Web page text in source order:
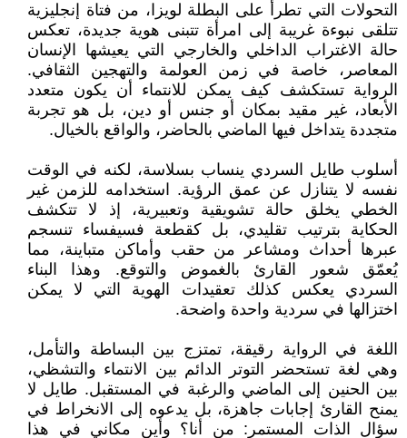
التحولات التي تطرأ على البطلة لويزا، من فتاة إنجليزية
تتلقى نبوءة غريبة إلى امرأة تتبنى هوية جديدة، تعكس
حالة الاغتراب الداخلي والخارجي التي يعيشها الإنسان
المعاصر، خاصة في زمن العولمة والتهجين الثقافي.
الرواية تستكشف كيف يمكن للانتماء أن يكون متعدد
الأبعاد، غير مقيد بمكان أو جنس أو دين، بل هو تجربة
متجددة يتداخل فيها الماضي بالحاضر، والواقع بالخيال.
أسلوب طايل السردي ينساب بسلاسة، لكنه في الوقت
نفسه لا يتنازل عن عمق الرؤية. استخدامه للزمن غير
الخطي يخلق حالة تشويقية وتعبيرية، إذ لا تتكشف
الحكاية بترتيب تقليدي، بل كقطعة فسيفساء تنسجم
عبرها أحداث ومشاعر من حقب وأماكن متباينة، مما
يُعمّق شعور القارئ بالغموض والتوقع. وهذا البناء
السردي يعكس كذلك تعقيدات الهوية التي لا يمكن
اختزالها في سردية واحدة واضحة.
اللغة في الرواية رقيقة، تمتزج بين البساطة والتأمل،
وهي لغة تستحضر التوتر الدائم بين الانتماء والتشظي،
بين الحنين إلى الماضي والرغبة في المستقبل. طايل لا
يمنح القارئ إجابات جاهزة، بل يدعوه إلى الانخراط في
سؤال الذات المستمر: من أنا؟ وأين مكاني في هذا